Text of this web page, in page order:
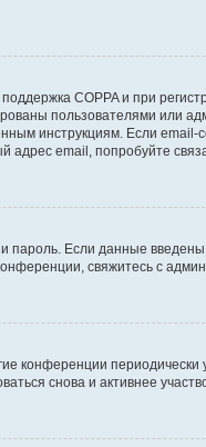
COPPA и при
пользователями или
инструкциям. Если
email, попробуйте
пароль. Если данные
свяжитесь с
конференции
снова и активнее